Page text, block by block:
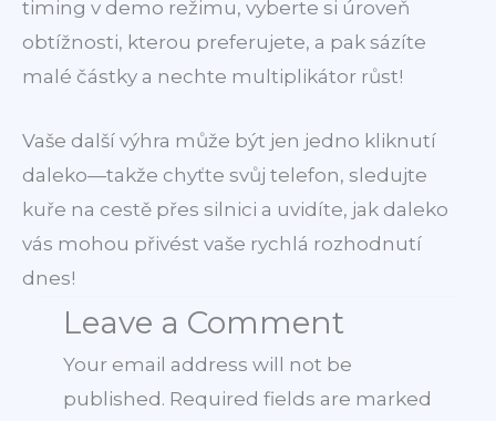
timing v demo režimu, vyberte si úroveň
obtížnosti, kterou preferujete, a pak sázíte
malé částky a nechte multiplikátor růst!
Vaše další výhra může být jen jedno kliknutí
daleko—takže chyťte svůj telefon, sledujte
kuře na cestě přes silnici a uvidíte, jak daleko
vás mohou přivést vaše rychlá rozhodnutí
dnes!
Leave a Comment
Your email address will not be
published. Required fields are marked